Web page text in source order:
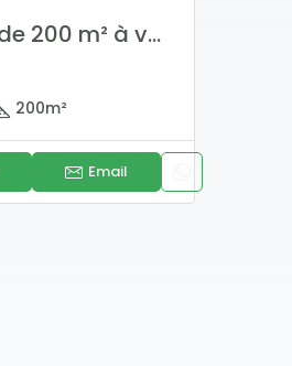
Villa R+3 de 200 m² à vendre aux Almadies
200m²
Email